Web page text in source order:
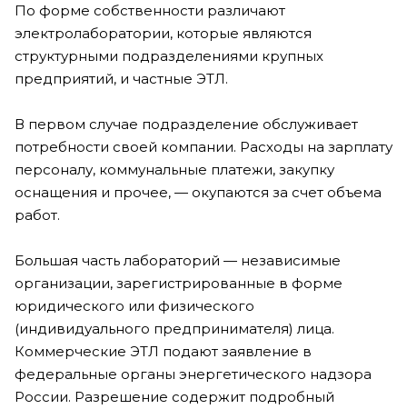
По форме собственности различают
электролаборатории, которые являются
структурными подразделениями крупных
предприятий, и частные ЭТЛ.
В первом случае подразделение обслуживает
потребности своей компании. Расходы на зарплату
персоналу, коммунальные платежи, закупку
оснащения и прочее, — окупаются за счет объема
работ.
Большая часть лабораторий — независимые
организации, зарегистрированные в форме
юридического или физического
(индивидуального предпринимателя) лица.
Коммерческие ЭТЛ подают заявление в
федеральные органы энергетического надзора
России. Разрешение содержит подробный